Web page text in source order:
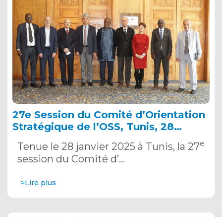
27e Session du Comité d’Orientation
Stratégique de l’OSS, Tunis, 28
Tenue le 28 janvier 2025 à Tunis, la 27e
session du Comité d’…
>Lire plus